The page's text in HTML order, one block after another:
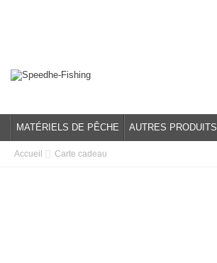
MATÉRIELS DE PÊCHE AUTRES PRODUITS
Accueil Carte cadeau